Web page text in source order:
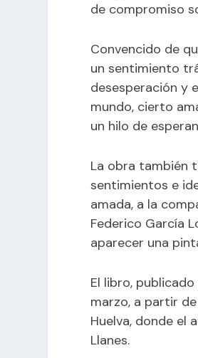
de compromiso
Convencido de
un sentimiento
desesperación y
mundo, cierto
un hilo de
La obra también
sentimientos e
amada, a la
Federico García
aparecer una
El libro,
marzo, a partir
Huelva, donde el
Llanes.